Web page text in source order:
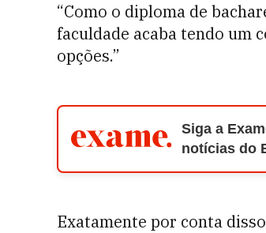
“Como o diploma de
faculdade acaba tendo um
opções.”
Siga a
notícias do
Exatamente por conta